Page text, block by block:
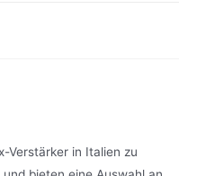
Verstärker in Italien zu